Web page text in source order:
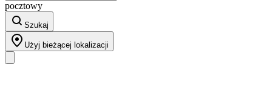
pocztowy
Szukaj
Użyj bieżącej lokalizacji